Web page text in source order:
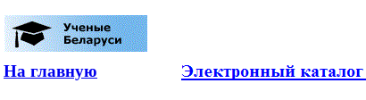
На главную